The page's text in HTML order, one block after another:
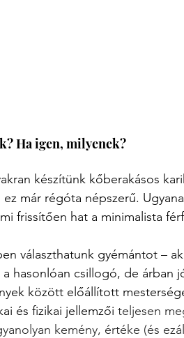
Ha igen, milyenek?
készítünk kőberakásos
már régóta népszerű.
frissítően hat a minimalista
választhatunk gyémántot –
a hasonlóan csillogó, de árban
között előállított
és fizikai jellemzői teljesen
kemény, értéke (és